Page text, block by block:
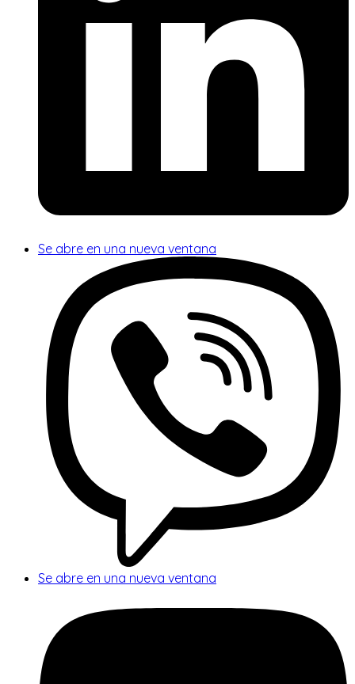
Se abre en una nueva ventana
Se abre en una nueva ventana